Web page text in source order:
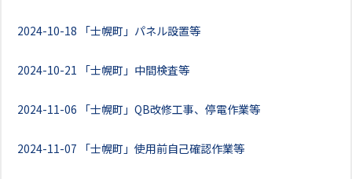
2024-10-18 「士幌町」パネル設置等
2024-10-21 「士幌町」中間検査等
2024-11-06 「士幌町」QB改修工事、停電作業等
2024-11-07 「士幌町」使用前自己確認作業等